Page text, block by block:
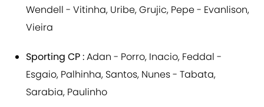
Wendell - Vitinha, Uribe, Grujic, Pepe - Evanlison,
Vieira
Sporting CP :Adan - Porro, Inacio, Feddal -
Esgaio, Palhinha, Santos, Nunes - Tabata,
Sarabia, Paulinho